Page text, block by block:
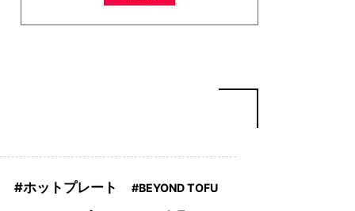
ホットプレート BEYOND TOFU